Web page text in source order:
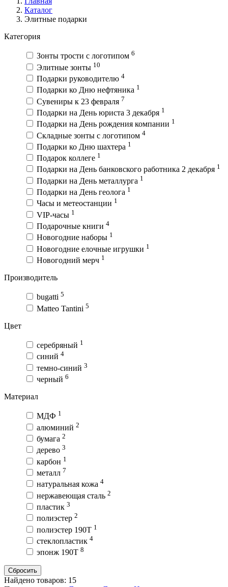
Каталог
Элитные подарки
Категория
Зонты трости с логотипом 6
Элитные зонты 10
Подарки руководителю 4
Подарки ко Дню нефтяника 1
Сувениры к 23 февраля 7
Подарки на День юриста 3 декабря 1
Подарки на День рождения компании 1
Складные зонты с логотипом 4
Подарки ко Дню шахтера 1
Подарок коллеге 1
Подарки на День банковского работника 2 декабря 1
Подарки на День металлурга 1
Подарки на День геолога 1
Часы и метеостанции 1
VIP-часы 1
Подарочные книги 4
Новогодние наборы 1
Новогодние елочные игрушки 1
Новогодний мерч 1
Производитель
bugatti 5
Matteo Tantini 5
Цвет
серебряный 1
синий 4
темно-синий 3
черный 6
Материал
МДФ 1
алюминий 2
бумага 2
дерево 3
карбон 1
металл 7
натуральная кожа 4
нержавеющая сталь 2
пластик 3
полиэстер 2
полиэстер 190T 1
стеклопластик 4
эпонж 190T 8
Сбросить
Найдено товаров: 15